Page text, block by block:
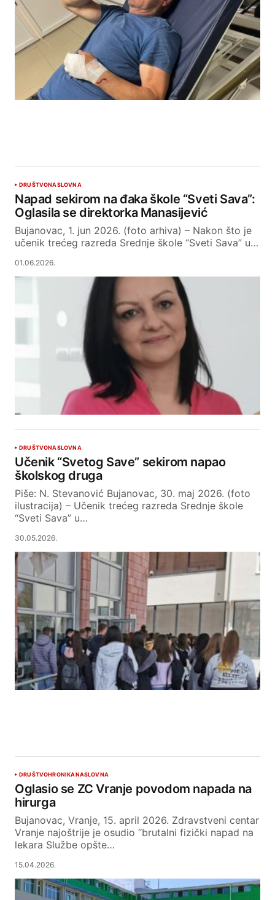
DRUŠTVONASLOVNA
Napad sekirom na đaka škole “Sveti Sava”:
Oglasila se direktorka Manasijević
Bujanovac, 1. jun 2026. (foto arhiva) – Nakon što je
učenik trećeg razreda Srednje škole “Sveti Sava” u…
01.06.2026.
DRUŠTVONASLOVNA
Učenik “Svetog Save” sekirom napao
školskog druga
Piše: N. Stevanović Bujanovac, 30. maj 2026. (foto
ilustracija) – Učenik trećeg razreda Srednje škole
“Sveti Sava” u…
30.05.2026.
DRUŠTVOHRONIKANASLOVNA
Oglasio se ZC Vranje povodom napada na
hirurga
Bujanovac, Vranje, 15. april 2026. Zdravstveni centar
Vranje najoštrije je osudio “brutalni fizički napad na
lekara Službe opšte…
15.04.2026.